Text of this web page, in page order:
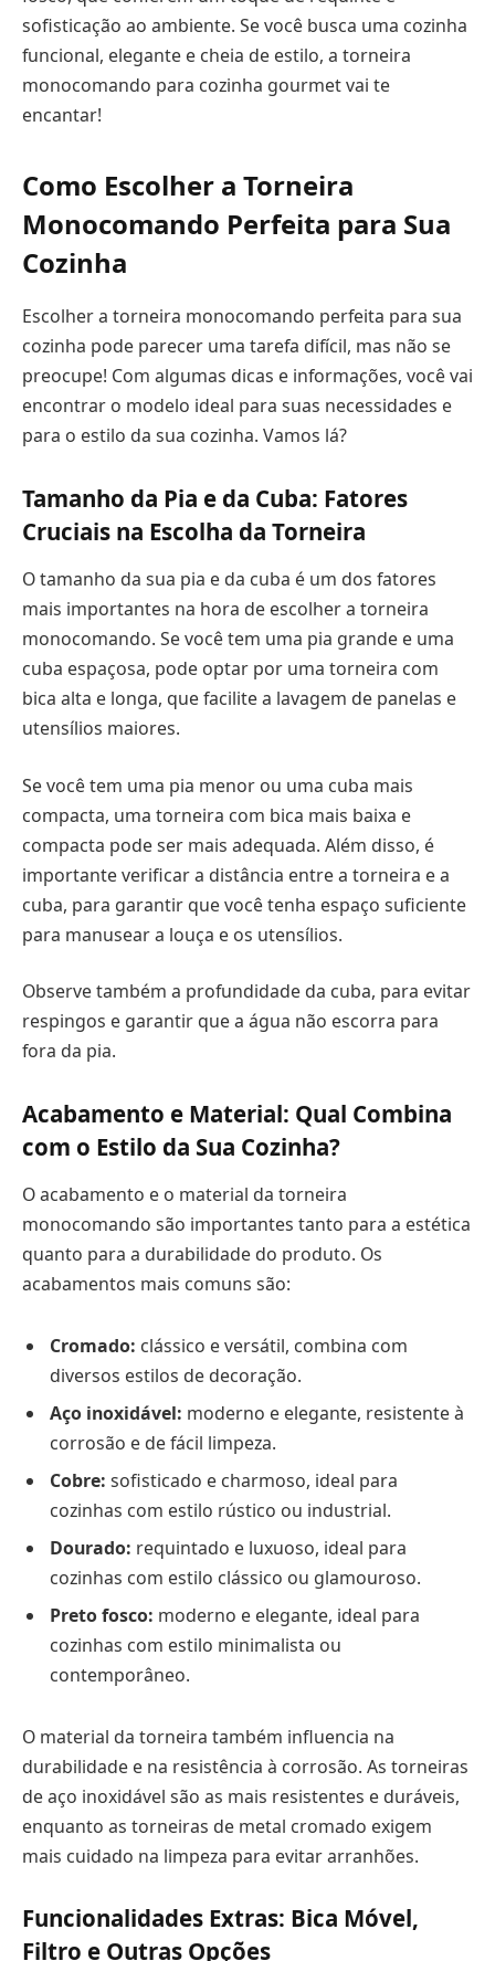
sofisticação ao ambiente. Se você busca uma cozinha
funcional, elegante e cheia de estilo, a torneira
monocomando para cozinha gourmet vai te
encantar!
Como Escolher a Torneira
Monocomando Perfeita para Sua
Cozinha
Escolher a torneira monocomando perfeita para sua
cozinha pode parecer uma tarefa difícil, mas não se
preocupe! Com algumas dicas e informações, você vai
encontrar o modelo ideal para suas necessidades e
para o estilo da sua cozinha. Vamos lá?
Tamanho da Pia e da Cuba: Fatores
Cruciais na Escolha da Torneira
O tamanho da sua pia e da cuba é um dos fatores
mais importantes na hora de escolher a torneira
monocomando. Se você tem uma pia grande e uma
cuba espaçosa, pode optar por uma torneira com
bica alta e longa, que facilite a lavagem de panelas e
utensílios maiores.
Se você tem uma pia menor ou uma cuba mais
compacta, uma torneira com bica mais baixa e
compacta pode ser mais adequada. Além disso, é
importante verificar a distância entre a torneira e a
cuba, para garantir que você tenha espaço suficiente
para manusear a louça e os utensílios.
Observe também a profundidade da cuba, para evitar
respingos e garantir que a água não escorra para
fora da pia.
Acabamento e Material: Qual Combina
com o Estilo da Sua Cozinha?
O acabamento e o material da torneira
monocomando são importantes tanto para a estética
quanto para a durabilidade do produto. Os
acabamentos mais comuns são:
Cromado: clássico e versátil, combina com
diversos estilos de decoração.
Aço inoxidável: moderno e elegante, resistente à
corrosão e de fácil limpeza.
Cobre: sofisticado e charmoso, ideal para
cozinhas com estilo rústico ou industrial.
Dourado: requintado e luxuoso, ideal para
cozinhas com estilo clássico ou glamouroso.
Preto fosco: moderno e elegante, ideal para
cozinhas com estilo minimalista ou
contemporâneo.
O material da torneira também influencia na
durabilidade e na resistência à corrosão. As torneiras
de aço inoxidável são as mais resistentes e duráveis,
enquanto as torneiras de metal cromado exigem
mais cuidado na limpeza para evitar arranhões.
Funcionalidades Extras: Bica Móvel,
Filtro e Outras Opções